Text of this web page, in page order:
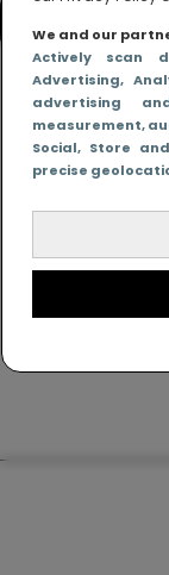
We and our
Actively scan
Advertising,
advertising
measurement,
Social, Store
precise